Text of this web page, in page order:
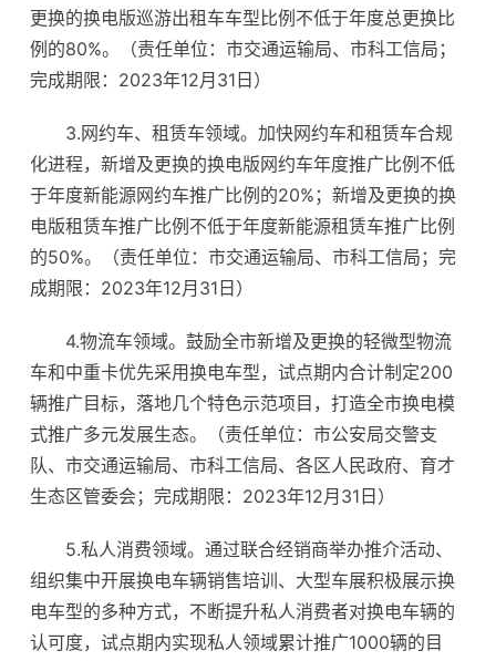
更换的换电版巡游出租车车型比例不低于年度总更换比
例的80%。（责任单位：市交通运输局、市科工信局；
完成期限：2023年12月31日）
3.网约车、租赁车领域。加快网约车和租赁车合规
化进程，新增及更换的换电版网约车年度推广比例不低
于年度新能源网约车推广比例的20%；新增及更换的换
电版租赁车推广比例不低于年度新能源租赁车推广比例
的50%。（责任单位：市交通运输局、市科工信局；完
成期限：2023年12月31日）
4.物流车领域。鼓励全市新增及更换的轻微型物流
车和中重卡优先采用换电车型，试点期内合计制定200
辆推广目标，落地几个特色示范项目，打造全市换电模
式推广多元发展生态。（责任单位：市公安局交警支
队、市交通运输局、市科工信局、各区人民政府、育才
生态区管委会；完成期限：2023年12月31日）
5.私人消费领域。通过联合经销商举办推介活动、
组织集中开展换电车辆销售培训、大型车展积极展示换
电车型的多种方式，不断提升私人消费者对换电车辆的
认可度，试点期内实现私人领域累计推广1000辆的目